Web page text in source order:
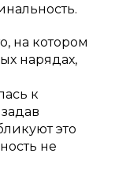
на котором
нарядах,
к
это
не